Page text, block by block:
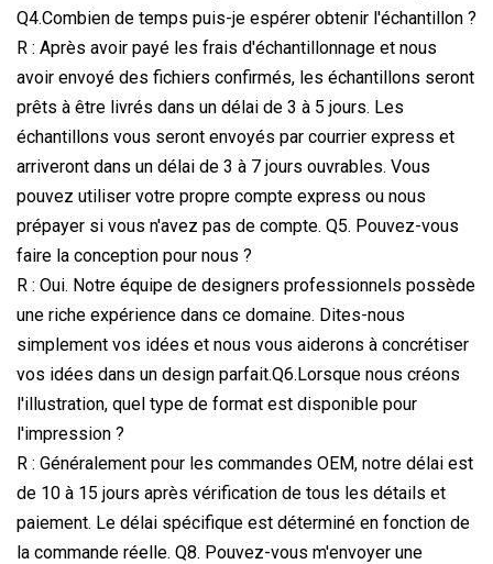
Q4.Combien de temps puis-je espérer obtenir l'échantillon ?
R : Après avoir payé les frais d'échantillonnage et nous
avoir envoyé des fichiers confirmés, les échantillons seront
prêts à être livrés dans un délai de 3 à 5 jours. Les
échantillons vous seront envoyés par courrier express et
arriveront dans un délai de 3 à 7 jours ouvrables. Vous
pouvez utiliser votre propre compte express ou nous
prépayer si vous n'avez pas de compte. Q5. Pouvez-vous
faire la conception pour nous ?
R : Oui. Notre équipe de designers professionnels possède
une riche expérience dans ce domaine. Dites-nous
simplement vos idées et nous vous aiderons à concrétiser
vos idées dans un design parfait.Q6.Lorsque nous créons
l'illustration, quel type de format est disponible pour
l'impression ?
R : Généralement pour les commandes OEM, notre délai est
de 10 à 15 jours après vérification de tous les détails et
paiement. Le délai spécifique est déterminé en fonction de
la commande réelle. Q8. Pouvez-vous m'envoyer une